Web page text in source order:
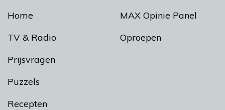
Home
TV & Radio
Prijsvragen
Puzzels
Recepten
MAX Opinie Panel
Oproepen